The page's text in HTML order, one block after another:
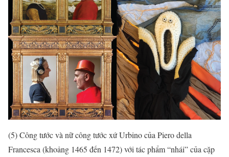
(5) Công tước và nữ công tước xứ Urbino của Piero della
Francesca (khoảng 1465 đến 1472) với tác phẩm “nhái” của cặp